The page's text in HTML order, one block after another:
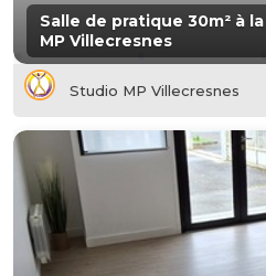
Salle de pratique 30m² à
MP Villecresnes
Studio MP Villecresnes